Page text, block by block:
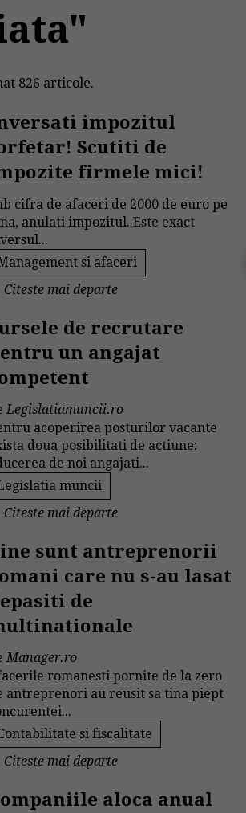
826 articole.
impozitul
Scutiti de
firmele mici!
cifra de afaceri de 2000 de euro pe
anulati impozitul. Este exact
si afaceri
Citeste mai departe
de recrutare
un angajat
Legislatiamuncii.ro
acoperirea posturilor vacante
doua posibilitati de actiune:
de noi angajati...
muncii
Citeste mai departe
sunt antreprenorii
care nu s-au lasat
de
Manager.ro
romanesti pornite de la zero
antreprenori au reusit sa tina piept
si fiscalitate
Citeste mai departe
aloca anual